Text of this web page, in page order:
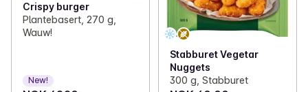
Crispy burger
Plantebasert, 270 g,
Wauw!
New!
Stabburet Vegetar
Nuggets
300 g, Stabburet